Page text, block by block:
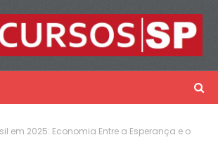
em 2025: Economia Entre a Esperança e o